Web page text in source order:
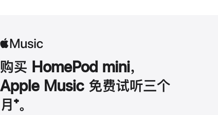
购买 HomePod mini，
Apple Music 免费试听三个
月 脚
⁺。